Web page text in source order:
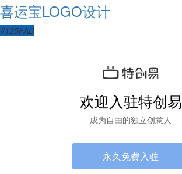
喜运宝LOGO设计
#125FAD
欢迎入驻特创易
成为自由的独立创意人
永久免费入驻